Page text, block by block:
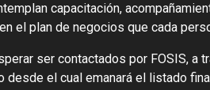
capacitación,
el plan de negocios que cada
ser contactados por FOSIS, a
el cual emanará el listado